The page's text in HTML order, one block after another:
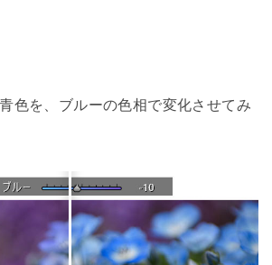
色を、ブルーの色相で変化させてみ